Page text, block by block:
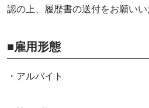
認の上、履歴書の送付をお願いい
■雇用形態
・アルバイト